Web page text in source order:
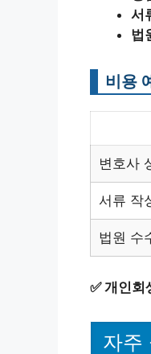
서
법
비용
변호사
서류 작
법원 수
✅개인회
자주